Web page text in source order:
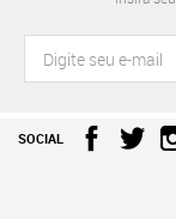
SOCIAL